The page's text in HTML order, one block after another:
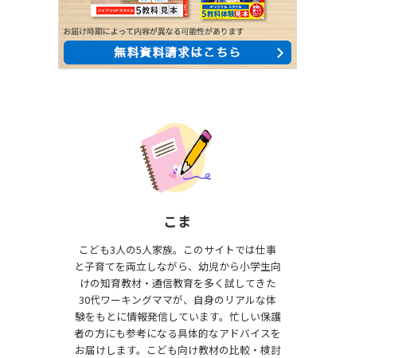
こま
こども3人の5人家族。このサイトでは仕事
と子育てを両立しながら、幼児から小学生向
けの知育教材・通信教育を多く試してきた
30代ワーキングママが、自身のリアルな体
験をもとに情報発信しています。忙しい保護
者の方にも参考になる具体的なアドバイスを
お届けします。こども向け教材の比較・検討